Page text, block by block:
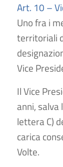
Art. 10 –
Uno fra i
territoriali
Vice
Il Vice
anni, salva
lettera C)
carica
Volte.